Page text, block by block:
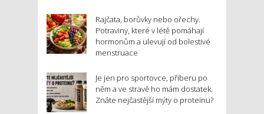
Rajčata, borůvky nebo ořechy.
Potraviny, které v létě pomáhají
hormonům a ulevují od bolestivé
menstruace
Je jen pro sportovce, přiberu po
něm a ve stravě ho mám dostatek.
Znáte nejčastější mýty o proteinu?